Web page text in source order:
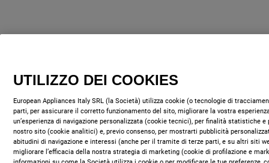
UTILIZZO DEI COOKIES
European Appliances Italy SRL (la Società) utilizza cookie (o tecnologie di
parti, per assicurare il corretto funzionamento del sito, migliorare la vostra
un’esperienza di navigazione personalizzata (cookie tecnici), per finalità statistiche e
nostro sito (cookie analitici) e, previo consenso, per mostrarti pubblicità
abitudini di navigazione e interessi (anche per il tramite di terze parti, e su altri siti
migliorare l’efficacia della nostra strategia di marketing (cookie di profilazione e